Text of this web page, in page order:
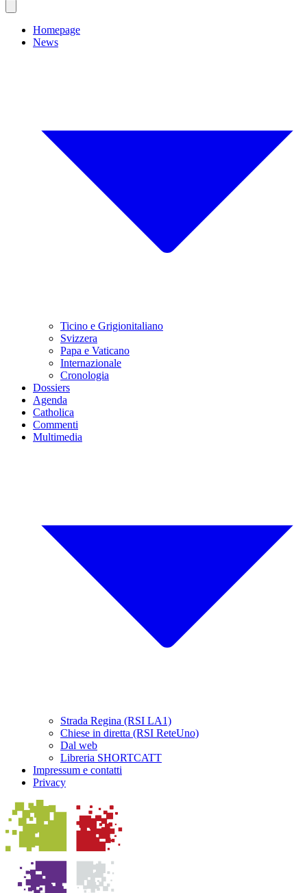
Homepage
News
Ticino e Grigionitaliano
Svizzera
Papa e Vaticano
Internazionale
Cronologia
Dossiers
Agenda
Catholica
Commenti
Multimedia
Strada Regina (RSI LA1)
Chiese in diretta (RSI ReteUno)
Dal web
Libreria SHORTCATT
Impressum e contatti
Privacy